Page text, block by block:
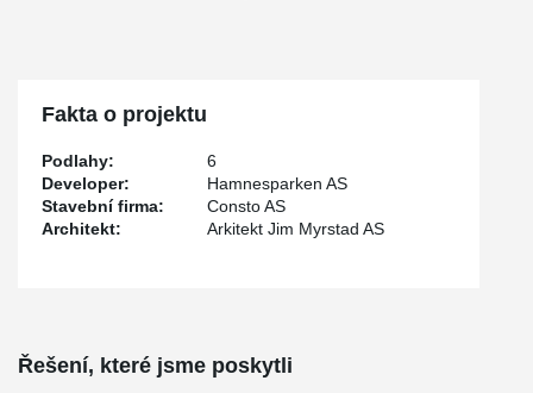
Fakta o projektu
Podlahy:
6
Developer:
Hamnesparken AS
Stavební firma:
Consto AS
Architekt:
Arkitekt Jim Myrstad AS
Řešení, které jsme poskytli